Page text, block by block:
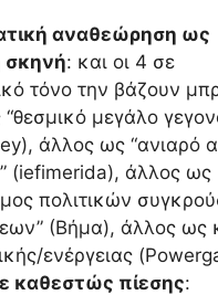
αναθεώρηση ως
σκηνή: και οι 4 σε
τόνο την βάζουν
μεγάλο
άλλος ως “ανιαρό
(iefimerida), άλλος ως
πολιτικών
(Βήμα), άλλος ως
ενέργειας
καθεστώς πίεσης: